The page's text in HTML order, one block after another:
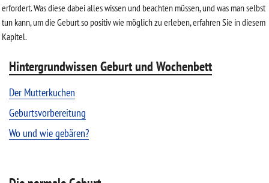
erfordert. Was diese dabei alles wissen und beachten müssen, und was man selbst
tun kann, um die Geburt so positiv wie möglich zu erleben, erfahren Sie in diesem
Kapitel.
Hintergrundwissen Geburt und Wochenbett
Der Mutterkuchen
Geburtsvorbereitung
Wo und wie gebären?